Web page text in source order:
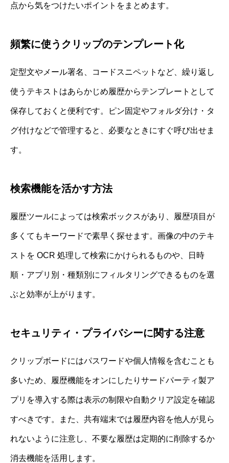
点から気をつけたいポイントをまとめます。
頻繁に使うクリップのテンプレート化
定型文やメール署名、コードスニペットなど、繰り返し
使うテキストはあらかじめ履歴からテンプレートとして
保存しておくと便利です。ピン固定やフォルダ分け・タ
グ付けなどで管理すると、必要なときにすぐ呼び出せま
す。
検索機能を活かす方法
履歴ツールによっては検索ボックスがあり、履歴項目が
多くてもキーワードで素早く探せます。画像の中のテキ
ストを OCR 処理して検索にかけられるものや、日時
順・アプリ別・種類別にフィルタリングできるものを選
ぶと効率が上がります。
セキュリティ・プライバシーに関する注意
クリップボードにはパスワードや個人情報を含むことも
多いため、履歴機能をオンにしたりサードパーティ製ア
プリを導入する際は表示の制限や自動クリア設定を確認
すべきです。また、共有端末では履歴内容を他人が見ら
れないように注意し、不要な履歴は定期的に削除するか
消去機能を活用します。